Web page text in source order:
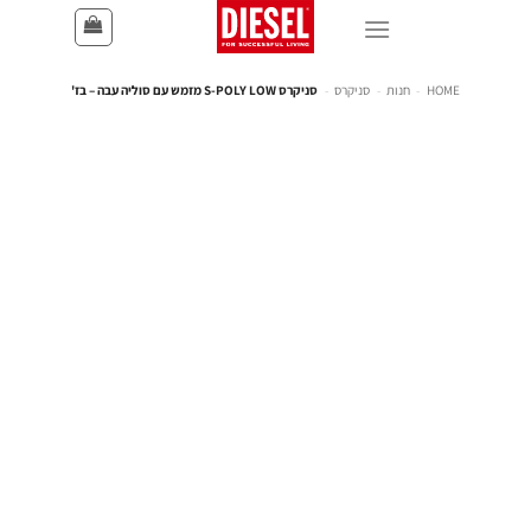
HOME
- חנות - סניקרס - סניקרס S-POLY LOW מזמש עם סוליה עבה – בז'